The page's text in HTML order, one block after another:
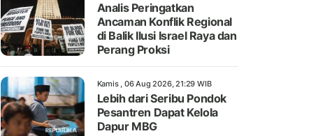
Analis Peringatkan
Ancaman Konflik Regional
di Balik Ilusi Israel Raya dan
Perang Proksi
Kamis , 06 Aug 2026, 21:29 WIB
Lebih dari Seribu Pondok
Pesantren Dapat Kelola
Dapur MBG